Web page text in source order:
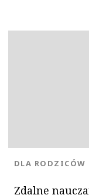
Zdalne
KATEGORIA:
DLA